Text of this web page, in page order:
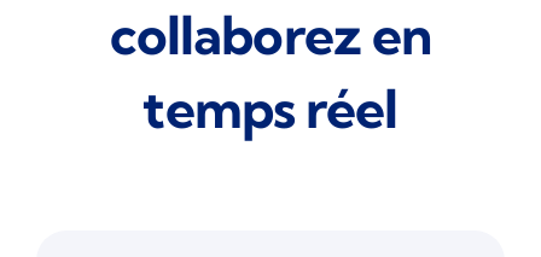
collaborez en
temps réel